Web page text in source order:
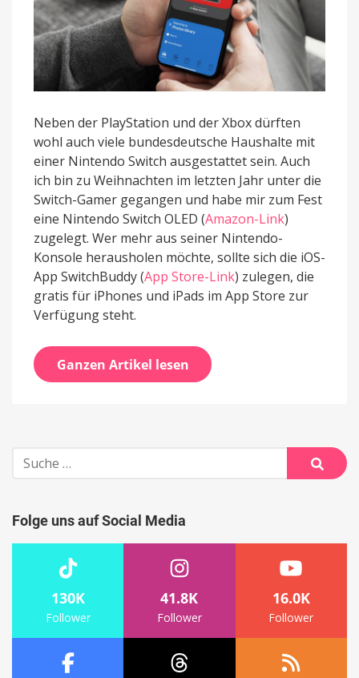
Neben der PlayStation und der Xbox dürften
wohl auch viele bundesdeutsche Haushalte mit
einer Nintendo Switch ausgestattet sein. Auch
ich bin zu Weihnachten im letzten Jahr unter die
Switch-Gamer gegangen und habe mir zum Fest
eine Nintendo Switch OLED (Amazon-Link)
zugelegt. Wer mehr aus seiner Nintendo-
Konsole herausholen möchte, sollte sich die iOS-
App SwitchBuddy (App Store-Link) zulegen, die
gratis für iPhones und iPads im App Store zur
Verfügung steht.
Ganzen Artikel lesen
Suche
nach:
Suche
Folge uns auf Social Media
130K
Follower
41.8K
Follower
16.0K
Follower